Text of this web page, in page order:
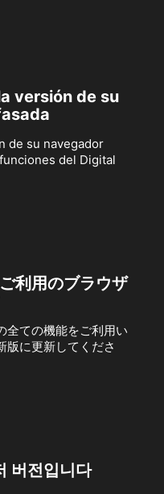
versión de su
de su navegador
del Digital
利用のブラウザ
全ての機能をご利用い
版に更新してくださ
버전입니다